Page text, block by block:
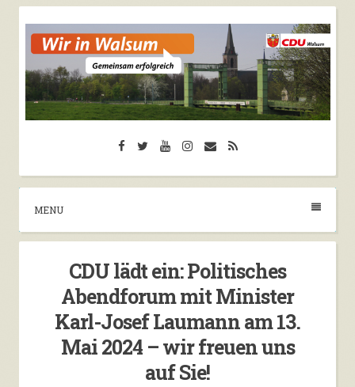
content
CDU Walsum
Herzlich Willkommen auf der Seite der CDU
Walsum
Facebook
TwitterYouTubeInstagram
EmailRSS
MENU
CDU lädt ein: Politisches
Abendforum mit Minister
Karl-Josef Laumann am 13.
Mai 2024 – wir freuen uns
auf Sie!